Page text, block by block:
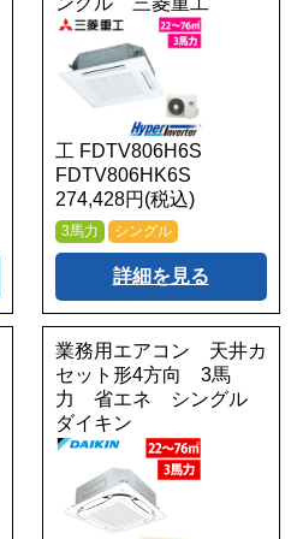
工 FDTV806H6S
FDTV806HK6S
274,428円(税込)
3馬力 シングル
詳細を見る
業務用エアコン 天井カ
セット形4方向 3馬
力 省エネ シングル
ダイキン